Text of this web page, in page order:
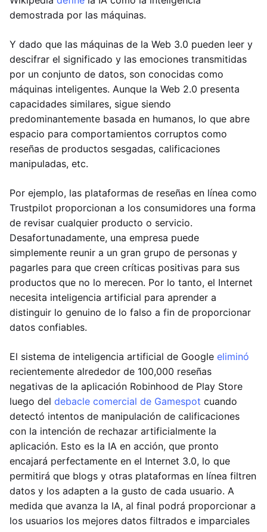
demostrada por las máquinas.
Y dado que las máquinas de la Web 3.0 pueden leer y
descifrar el significado y las emociones transmitidas
por un conjunto de datos, son conocidas como
máquinas inteligentes. Aunque la Web 2.0 presenta
capacidades similares, sigue siendo
predominantemente basada en humanos, lo que abre
espacio para comportamientos corruptos como
reseñas de productos sesgadas, calificaciones
manipuladas, etc.
Por ejemplo, las plataformas de reseñas en línea como
Trustpilot proporcionan a los consumidores una forma
de revisar cualquier producto o servicio.
Desafortunadamente, una empresa puede
simplemente reunir a un gran grupo de personas y
pagarles para que creen críticas positivas para sus
productos que no lo merecen. Por lo tanto, el Internet
necesita inteligencia artificial para aprender a
distinguir lo genuino de lo falso a fin de proporcionar
datos confiables.
El sistema de inteligencia artificial de Google eliminó
recientemente alrededor de 100,000 reseñas
negativas de la aplicación Robinhood de Play Store
luego del debacle comercial de Gamespot cuando
detectó intentos de manipulación de calificaciones
con la intención de rechazar artificialmente la
aplicación. Esto es la IA en acción, que pronto
encajará perfectamente en el Internet 3.0, lo que
permitirá que blogs y otras plataformas en línea filtren
datos y los adapten a la gusto de cada usuario. A
medida que avanza la IA, al final podrá proporcionar a
los usuarios los mejores datos filtrados e imparciales